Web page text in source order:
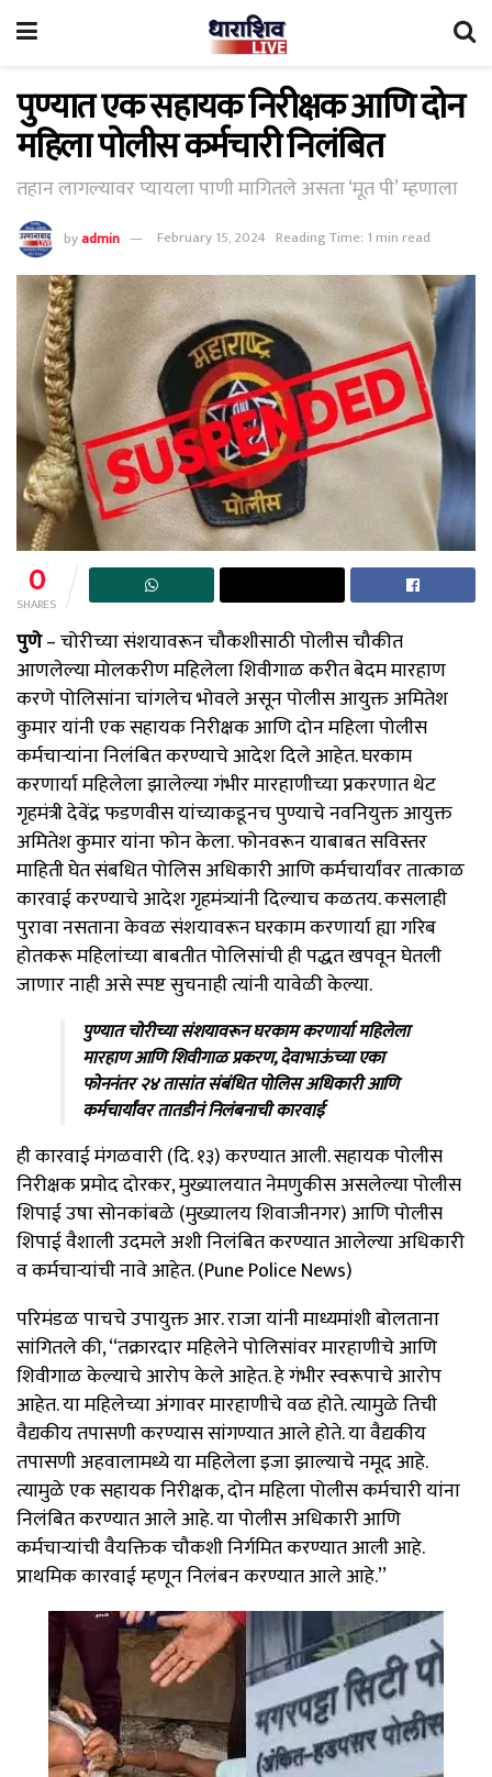
पुण्यात एक सहायक निरीक्षक आणि दोन
महिला पोलीस कर्मचारी निलंबित
तहान लागल्यावर प्यायला पाणी मागितले असता ‘मूत पी’ म्हणाला
byadmin February 15, 2024 Reading Time: 1 min read
0
SHARES
पुणे– चोरीच्या संशयावरून चौकशीसाठी पोलीस चौकीत
आणलेल्या मोलकरीण महिलेला शिवीगाळ करीत बेदम मारहाण
करणे पोलिसांना चांगलेच भोवले असून पोलीस आयुक्त अमितेश
कुमार यांनी एक सहायक निरीक्षक आणि दोन महिला पोलीस
कर्मचाऱ्यांना निलंबित करण्याचे आदेश दिले आहेत. घरकाम
करणार्या महिलेला झालेल्या गंभीर मारहाणीच्या प्रकरणात थेट
गृहमंत्री देवेंद्र फडणवीस यांच्याकडूनच पुण्याचे नवनियुक्त आयुक्त
अमितेश कुमार यांना फोन केला. फोनवरून याबाबत सविस्तर
माहिती घेत संबधित पोलिस अधिकारी आणि कर्मचार्यांवर तात्काळ
कारवाई करण्याचे आदेश गृहमंत्र्यांनी दिल्याच कळतय. कसलाही
पुरावा नसताना केवळ संशयावरून घरकाम करणार्या ह्या गरिब
होतकरू महिलांच्या बाबतीत पोलिसांची ही पद्धत खपवून घेतली
जाणार नाही असे स्पष्ट सुचनाही त्यांनी यावेळी केल्या.
पुण्यात चोरीच्या संशयावरून घरकाम करणार्या महिलेला
मारहाण आणि शिवीगाळ प्रकरण, देवाभाऊंच्या एका
फोननंतर २४ तासांत संबंधित पोलिस अधिकारी आणि
कर्मचार्यांवर तातडीनं निलंबनाची कारवाई
ही कारवाई मंगळवारी (दि. १३) करण्यात आली. सहायक पोलीस
निरीक्षक प्रमोद दोरकर, मुख्यालयात नेमणुकीस असलेल्या पोलीस
शिपाई उषा सोनकांबळे (मुख्यालय शिवाजीनगर) आणि पोलीस
शिपाई वैशाली उदमले अशी निलंबित करण्यात आलेल्या अधिकारी
व कर्मचाऱ्यांची नावे आहेत. (Pune Police News)
परिमंडळ पाचचे उपायुक्त आर. राजा यांनी माध्यमांशी बोलताना
सांगितले की, ‘‘तक्रारदार महिलेने पोलिसांवर मारहाणीचे आणि
शिवीगाळ केल्याचे आरोप केले आहेत. हे गंभीर स्वरूपाचे आरोप
आहेत. या महिलेच्या अंगावर मारहाणीचे वळ होते. त्यामुळे तिची
वैद्यकीय तपासणी करण्यास सांगण्यात आले होते. या वैद्यकीय
तपासणी अहवालामध्ये या महिलेला इजा झाल्याचे नमूद आहे.
त्यामुळे एक सहायक निरीक्षक, दोन महिला पोलीस कर्मचारी यांना
निलंबित करण्यात आले आहे. या पोलीस अधिकारी आणि
कर्मचाऱ्यांची वैयक्तिक चौकशी निर्गमित करण्यात आली आहे.
प्राथमिक कारवाई म्हणून निलंबन करण्यात आले आहे.’’